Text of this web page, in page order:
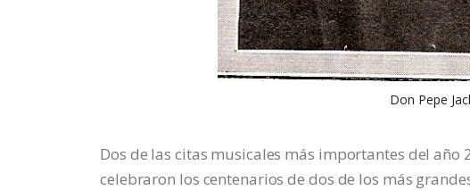
Don Pepe
Dos de las citas musicales más importantes del
celebraron los centenarios de dos de los más